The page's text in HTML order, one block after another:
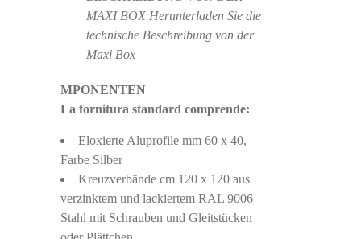
MAXI BOX Herunterladen Sie die
technische Beschreibung von der
Maxi Box
MPONENTEN
La fornitura standard comprende:
Eloxierte Aluprofile mm 60 x 40,
Farbe Silber
Kreuzverbände cm 120 x 120 aus
verzinktem und lackiertem RAL 9006
Stahl mit Schrauben und Gleitstücken